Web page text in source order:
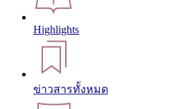
Highlights
ข่าวสารทั้งหมด